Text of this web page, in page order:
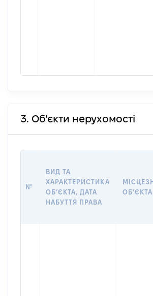
3. Об'єкти нерухомості
№
ВИД ТА
ХАРАКТЕРИСТИКА
ОБʼЄКТА, ДАТА
НАБУТТЯ ПРАВА
ОБʼЄКТА